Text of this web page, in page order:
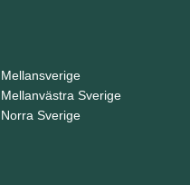
Mellansverige
Mellanvästra Sverige
Norra Sverige